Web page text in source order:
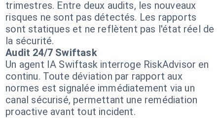
trimestres. Entre deux audits, les nouveaux
risques ne sont pas détectés. Les rapports
sont statiques et ne reflètent pas l'état réel de
la sécurité.
Audit 24/7 Swiftask
Un agent IA Swiftask interroge RiskAdvisor en
continu. Toute déviation par rapport aux
normes est signalée immédiatement via un
canal sécurisé, permettant une remédiation
proactive avant tout incident.